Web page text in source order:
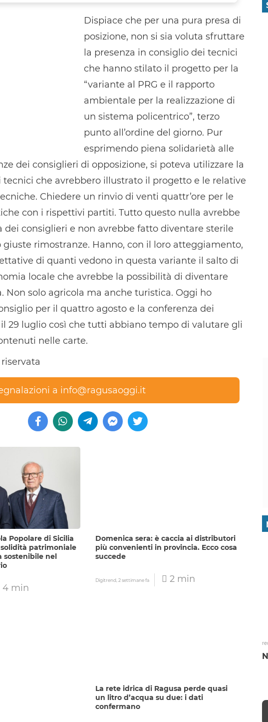
Dispiace che per una pura presa di
posizione, non si sia voluta sfruttare
la presenza in consiglio dei tecnici
che hanno stilato il progetto per la
“variante al PRG e il rapporto
ambientale per la realizzazione di
un sistema policentrico”, terzo
punto all’ordine del giorno. Pur
esprimendo piena solidarietà alle
dei consiglieri di opposizione, si poteva utilizzare la
che avrebbero illustrato il progetto e le relative
Chiedere un rinvio di venti quattr’ore per le
con i rispettivi partiti. Tutto questo nulla avrebbe
consiglieri e non avrebbe fatto diventare sterile
giuste rimostranze. Hanno, con il loro atteggiamento,
di quanti vedono in questa variante il salto di
locale che avrebbe la possibilità di diventare
Non solo agricola ma anche turistica. Oggi ho
per il quattro agosto e la conferenza dei
29 luglio così che tutti abbiano tempo di valutare gli
nelle carte.
a info@ragusaoggi.it
Popolare di Sicilia
patrimoniale
sostenibile nel
4 min
Domenica sera: è caccia ai distributori
più convenienti in provincia. Ecco cosa
succede
Digitrend,2 settimane fa 2 min
La rete idrica di Ragusa perde quasi
un litro d’acqua su due: i dati
confermano